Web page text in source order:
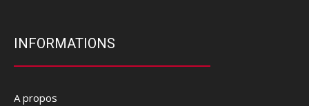
INFORMATIONS
A propos